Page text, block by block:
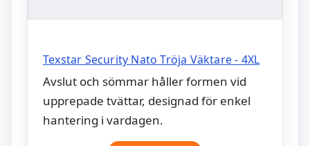
Texstar Security Nato Tröja Väktare - 4XL
Avslut och sömmar håller formen vid
upprepade tvättar, designad för enkel
hantering i vardagen.